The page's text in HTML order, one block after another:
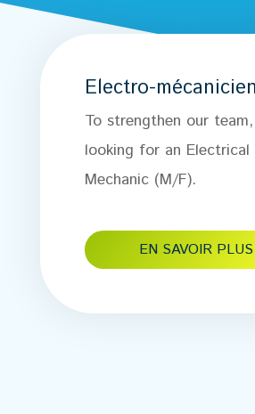
Electro-
To strengthen our
looking for an Electrical
Mechanic (M/F).
EN SAVOIR PLUS